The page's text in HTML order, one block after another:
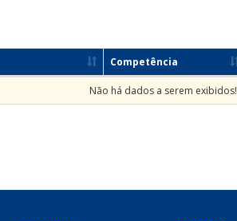
Competência
Não há dados a serem exibidos!